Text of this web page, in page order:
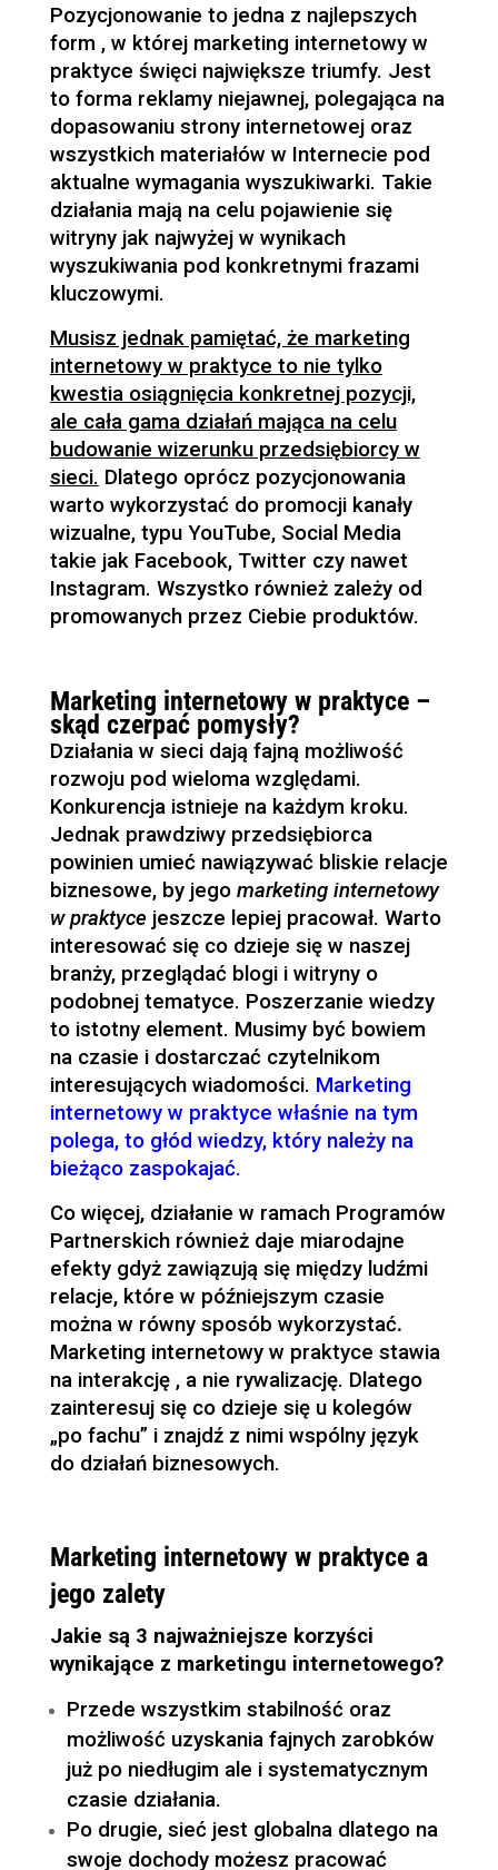
Pozycjonowanie to jedna z najlepszych
form , w której marketing internetowy w
praktyce święci największe triumfy. Jest
to forma reklamy niejawnej, polegająca na
dopasowaniu strony internetowej oraz
wszystkich materiałów w Internecie pod
aktualne wymagania wyszukiwarki. Takie
działania mają na celu pojawienie się
witryny jak najwyżej w wynikach
wyszukiwania pod konkretnymi frazami
kluczowymi.
Musisz jednak pamiętać, że marketing
internetowy w praktyce to nie tylko
kwestia osiągnięcia konkretnej pozycji,
ale cała gama działań mająca na celu
budowanie wizerunku przedsiębiorcy w
sieci. Dlatego oprócz pozycjonowania
warto wykorzystać do promocji kanały
wizualne, typu YouTube, Social Media
takie jak Facebook, Twitter czy nawet
Instagram. Wszystko również zależy od
promowanych przez Ciebie produktów.
Marketing internetowy w praktyce –
skąd czerpać pomysły?
Działania w sieci dają fajną możliwość
rozwoju pod wieloma względami.
Konkurencja istnieje na każdym kroku.
Jednak prawdziwy przedsiębiorca
powinien umieć nawiązywać bliskie relacje
biznesowe, by jego marketing internetowy
w praktyce jeszcze lepiej pracował. Warto
interesować się co dzieje się w naszej
branży, przeglądać blogi i witryny o
podobnej tematyce. Poszerzanie wiedzy
to istotny element. Musimy być bowiem
na czasie i dostarczać czytelnikom
interesujących wiadomości. Marketing
internetowy w praktyce właśnie na tym
polega, to głód wiedzy, który należy na
bieżąco zaspokajać.
Co więcej, działanie w ramach Programów
Partnerskich również daje miarodajne
efekty gdyż zawiązują się między ludźmi
relacje, które w późniejszym czasie
można w równy sposób wykorzystać.
Marketing internetowy w praktyce stawia
na interakcję , a nie rywalizację. Dlatego
zainteresuj się co dzieje się u kolegów
„po fachu” i znajdź z nimi wspólny język
do działań biznesowych.
Marketing internetowy w praktyce a
jego zalety
Jakie są 3 najważniejsze korzyści
wynikające z marketingu internetowego?
Przede wszystkim stabilność oraz
możliwość uzyskania fajnych zarobków
już po niedługim ale i systematycznym
czasie działania.
Po drugie, sieć jest globalna dlatego na
swoje dochody możesz pracować